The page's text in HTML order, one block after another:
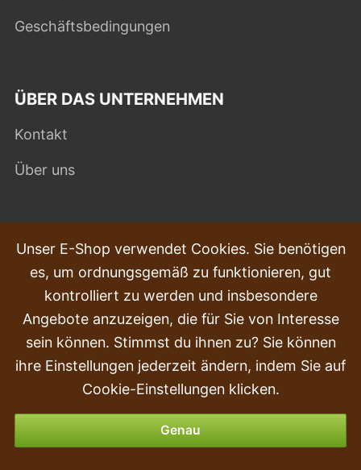
Geschäftsbedingungen
ÜBER DAS UNTERNEHMEN
Kontakt
Über uns
HÄUFIG GESTELLTE FRAGEN
Beschwerden
Transport und Lieferung
Kauf
Rückgabe & Erstattung
Zahlungsmöglichkeiten
Unser E-Shop verwendet Cookies. Sie benötigen
es, um ordnungsgemäß zu funktionieren, gut
kontrolliert zu werden und insbesondere
Angebote anzuzeigen, die für Sie von Interesse
sein können. Stimmst du ihnen zu? Sie können
ihre Einstellungen jederzeit ändern, indem Sie auf
Cookie-Einstellungen klicken.
Genau